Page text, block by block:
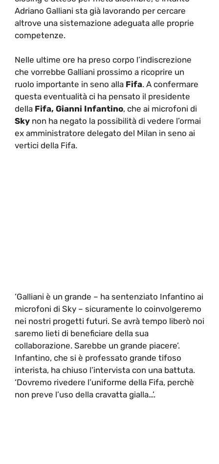
Adriano Galliani sta già lavorando per cercare
altrove una sistemazione adeguata alle proprie
competenze.
Nelle ultime ore ha preso corpo l’indiscrezione
che vorrebbe Galliani prossimo a ricoprire un
ruolo importante in seno alla Fifa. A confermare
questa eventualità ci ha pensato il presidente
della Fifa, Gianni Infantino, che ai microfoni di
Sky non ha negato la possibilità di vedere l’ormai
ex amministratore delegato del Milan in seno ai
vertici della Fifa.
‘Galliani è un grande – ha sentenziato Infantino ai
microfoni di Sky – sicuramente lo coinvolgeremo
nei nostri progetti futuri. Se avrà tempo liberò noi
saremo lieti di beneficiare della sua
collaborazione. Sarebbe un grande piacere’.
Infantino, che si è professato grande tifoso
interista, ha chiuso l’intervista con una battuta.
‘Dovremo rivedere l’uniforme della Fifa, perchè
non preve l’uso della cravatta gialla…’.